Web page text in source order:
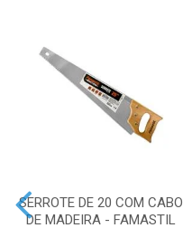
SERROTE DE 20 COM CABO
DE MADEIRA - FAMASTIL